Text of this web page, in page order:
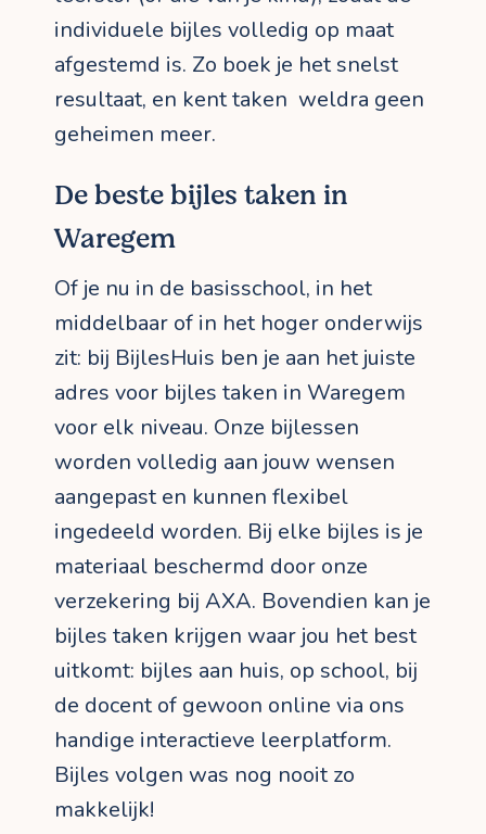
individuele bijles volledig op maat
afgestemd is. Zo boek je het snelst
resultaat, en kent taken weldra geen
geheimen meer.
De beste bijles taken in
Waregem
Of je nu in de basisschool, in het
middelbaar of in het hoger onderwijs
zit: bij BijlesHuis ben je aan het juiste
adres voor bijles taken in Waregem
voor elk niveau. Onze bijlessen
worden volledig aan jouw wensen
aangepast en kunnen flexibel
ingedeeld worden. Bij elke bijles is je
materiaal beschermd door onze
verzekering bij AXA. Bovendien kan je
bijles taken krijgen waar jou het best
uitkomt: bijles aan huis, op school, bij
de docent of gewoon online via ons
handige interactieve leerplatform.
Bijles volgen was nog nooit zo
makkelijk!